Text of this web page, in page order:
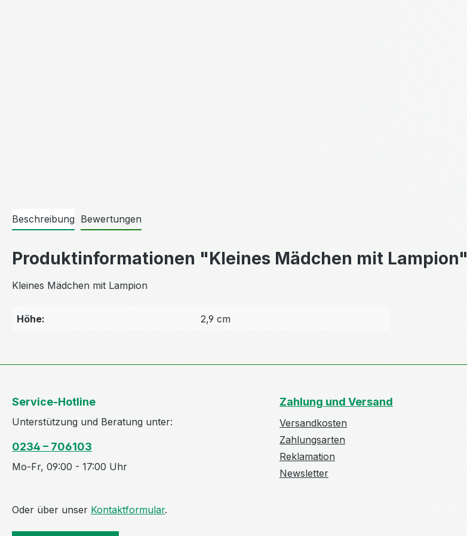
Beschreibung Bewertungen
Produktinformationen "Kleines Mädchen mit Lampion"
Kleines Mädchen mit Lampion
Höhe: 2,9 cm
Service-Hotline
Unterstützung und Beratung unter:
0234 – 706103
Mo-Fr, 09:00 - 17:00 Uhr
Oder über unser Kontaktformular.
Zahlung und Versand
Versandkosten
Zahlungsarten
Reklamation
Newsletter